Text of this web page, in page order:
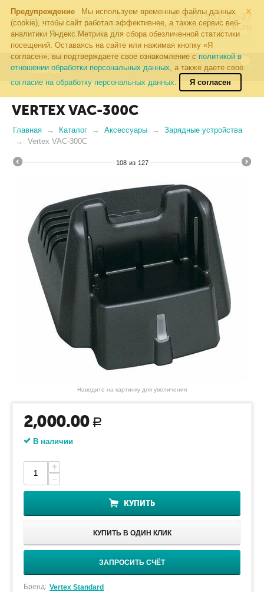
×
Предупреждение
Мы используем временные файлы данных
(cookie), чтобы сайт работал эффективнее, а также сервис веб-
аналитики Яндекс.Метрика для сбора обезличенной статистики
посещений. Оставаясь на сайте или нажимая кнопку «Я
согласен», вы подтверждаете свое ознакомление с политикой в
отношении обработки персональных данных, а также даете свое
согласие на обработку персональных данных.
Я согласен
8 (495) 502-57-27
info@radiodigital.ru
Контакты Перезвонить
КАТАЛОГ
ТОВАРОВ
VERTEX VAC-300C
Главная Каталог Аксессуары
Зарядные устройства
Vertex VAC-300C
108 из 127
Наведите на картинку для увеличения
2,000.00 Р
В наличии
+
−
КУПИТЬ
КУПИТЬ В ОДИН КЛИК
ЗАПРОСИТЬ СЧЁТ
Бренд: Vertex Standard